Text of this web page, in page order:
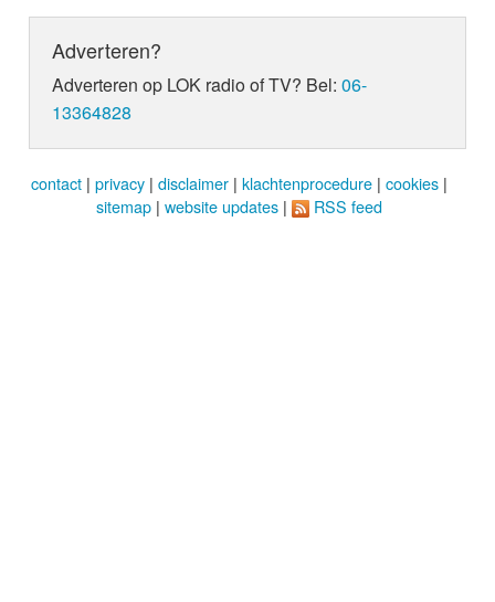
Adverteren?
Adverteren op LOK radio of TV? Bel:06-
13364828
contact | privacy | disclaimer | klachtenprocedure | cookies |
sitemap | website updates | RSS feed